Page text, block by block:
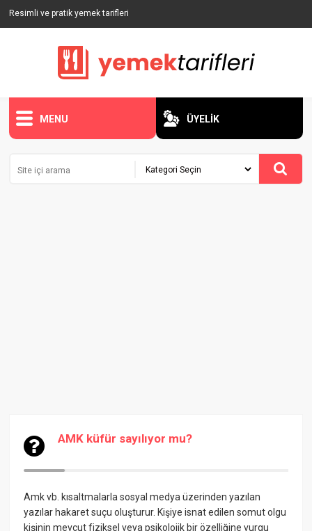
Resimli ve pratik yemek tarifleri
MENU ÜYELİK
AMK küfür sayılıyor mu?
Amk vb. kısaltmalarla sosyal medya üzerinden yazılan
yazılar hakaret suçu oluşturur. Kişiye isnat edilen somut olgu
kişinin mevcut fiziksel veya psikolojik bir özelliğine vurgu